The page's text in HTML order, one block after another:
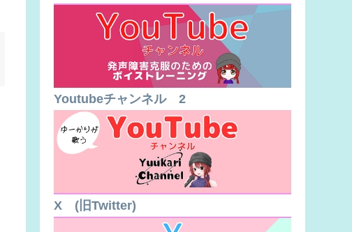
Youtubeチャンネル 2
X (旧Twitter)